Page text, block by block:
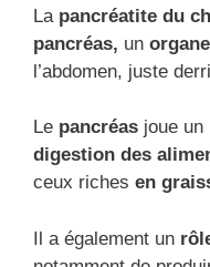
La pancréatite du
pancréas, un
l’abdomen, juste
Le pancréas joue un
digestion des
ceux riches en
Il a également un